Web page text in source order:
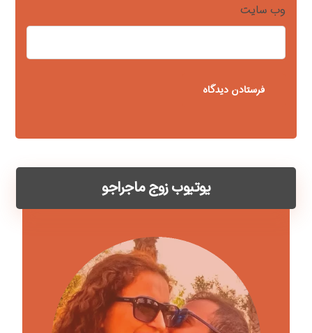
وب‌ سایت
یوتیوب زوج ماجراجو